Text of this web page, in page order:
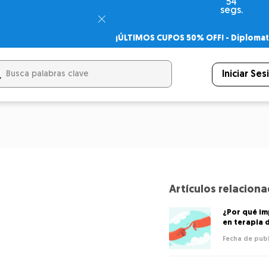
53
segs.
¡ÚLTIMOS CUPOS 50% OFF! -
– Certificado
Iniciar
Artículos
¿Por qué
en terapia